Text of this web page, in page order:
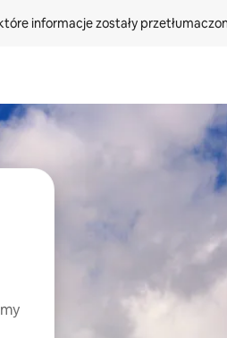
informacje zostały